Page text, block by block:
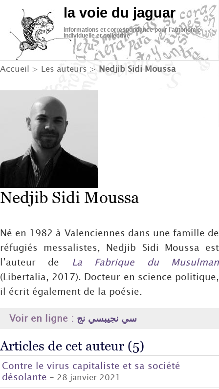
la voie du jaguar
informations et correspondance pour l’autonomie
individuelle et collective
Accueil > Les auteurs > Nedjib Sidi Moussa
Nedjib Sidi Moussa
Né en 1982 à Valenciennes dans une famille de
réfugiés messalistes, Nedjib Sidi Moussa est
l’auteur de La Fabrique du Musulman
(Libertalia, 2017). Docteur en science politique,
il écrit également de la poésie.
Voir en ligne : سي نجيبسي نج
Articles de cet auteur (5)
Contre le virus capitaliste et sa société
désolante - 28 janvier 2021